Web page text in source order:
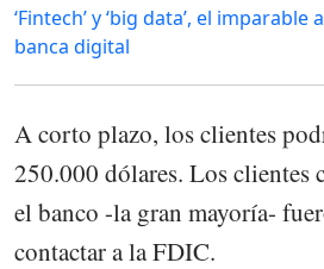
‘Fintech’ y ‘big data’, el
banca digital
A corto plazo, los clientes
250.000 dólares. Los clientes
el banco -la gran mayoría-
contactar a la FDIC.